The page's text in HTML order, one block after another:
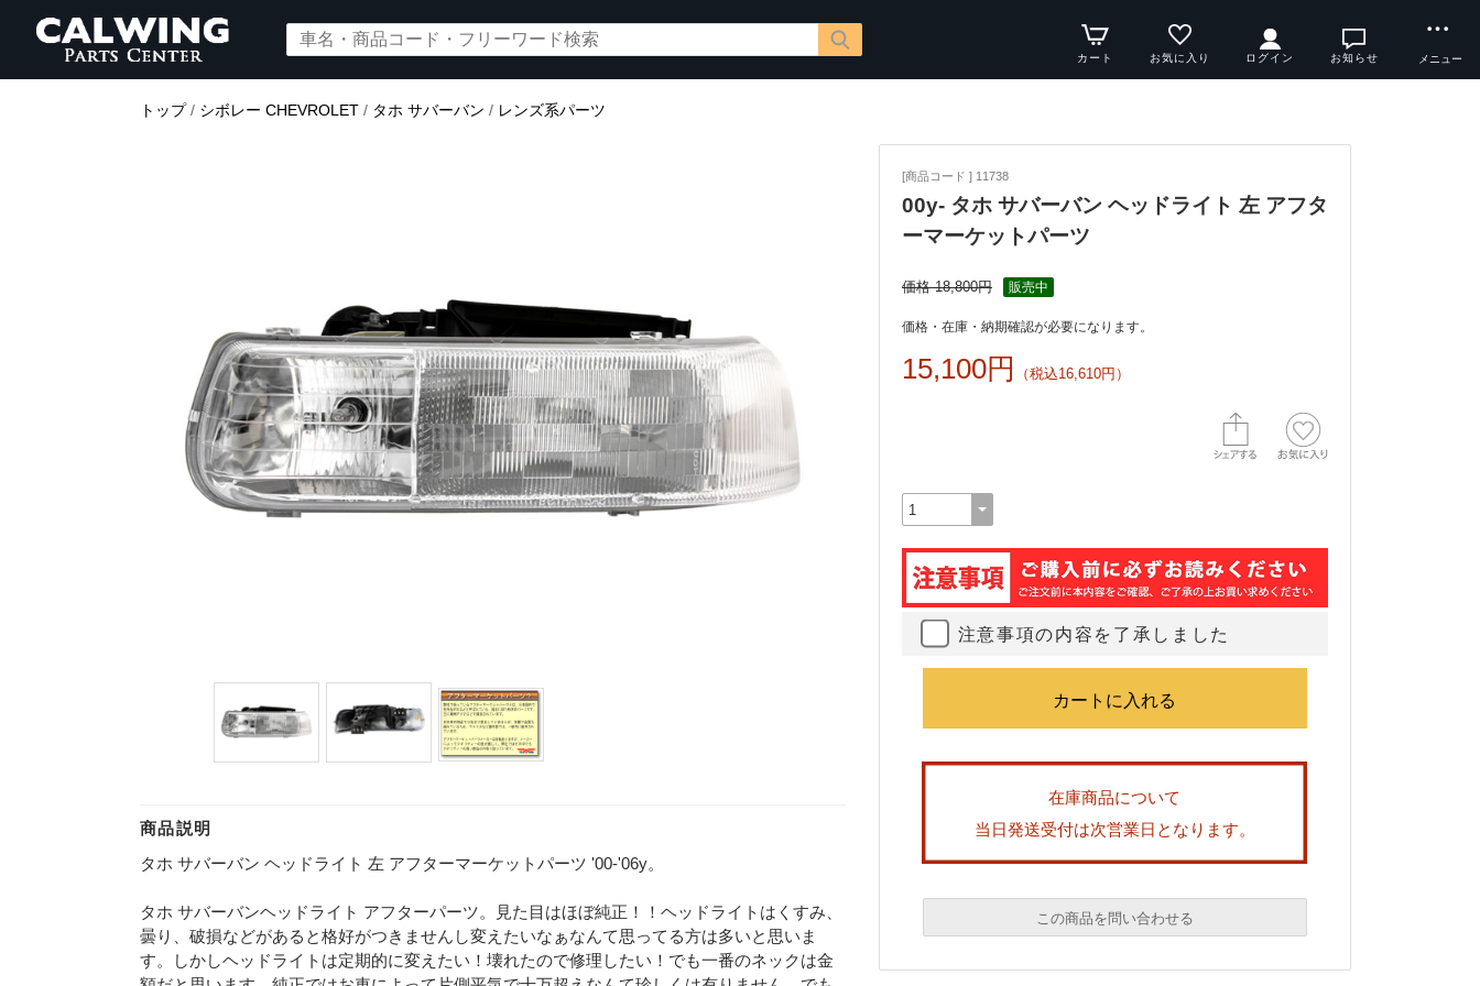
カート お気に入り ログイン お知らせ メニュー
トップ/ シボレー CHEVROLET / タホ サバーバン / レンズ系パーツ
商品説明
タホ サバーバン ヘッドライト 左 アフターマーケットパーツ '00-'06y。
タホ サバーバンヘッドライト アフターパーツ。見た目はほぼ純正！！ヘッドライトはくすみ、
曇り、破損などがあると格好がつきませんし変えたいなぁなんて思ってる方は多いと思いま
す。しかしヘッドライトは定期的に変えたい！壊れたので修理したい！でも一番のネックは金
[商品コード ] 11738
00y- タホ サバーバン ヘッドライト 左 アフタ
ーマーケットパーツ
価格 18,800円 販売中
価格・在庫・納期確認が必要になります。
15,100円 （税込16,610円）
注意事項の内容を了承しました
在庫商品について
当日発送受付は次営業日となります。
この商品を問い合わせる